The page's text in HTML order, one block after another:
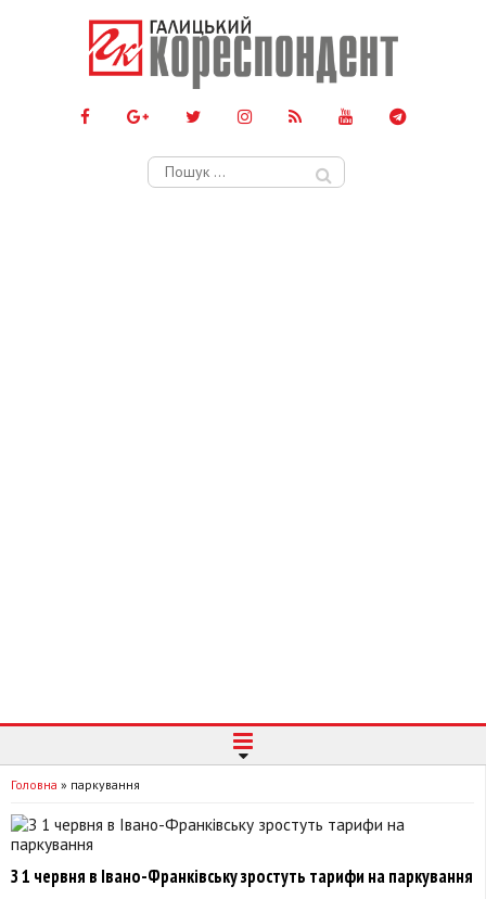
Пошук:
Головна » паркування
З 1 червня в Івано-Франківську зростуть тарифи на паркування